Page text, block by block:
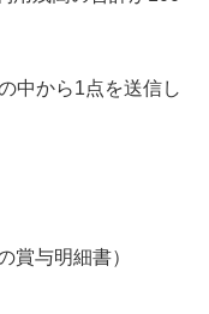
中から1点を送信し
賞与明細書）